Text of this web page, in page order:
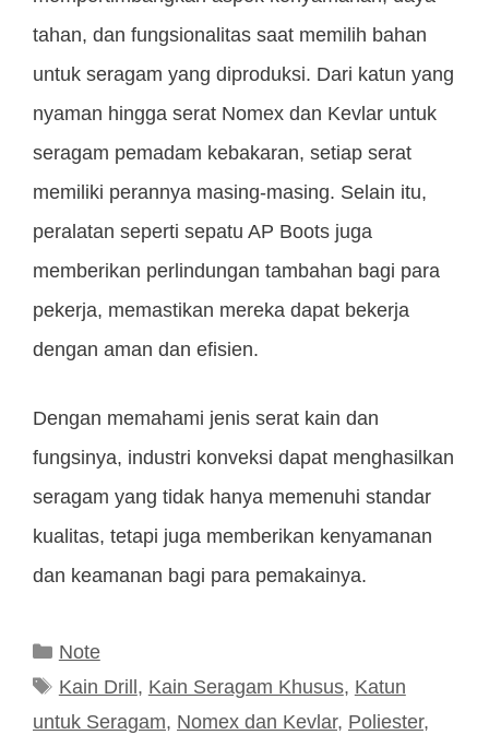
tahan, dan fungsionalitas saat memilih bahan
untuk seragam yang diproduksi. Dari katun yang
nyaman hingga serat Nomex dan Kevlar untuk
seragam pemadam kebakaran, setiap serat
memiliki perannya masing-masing. Selain itu,
peralatan seperti sepatu AP Boots juga
memberikan perlindungan tambahan bagi para
pekerja, memastikan mereka dapat bekerja
dengan aman dan efisien.
Dengan memahami jenis serat kain dan
fungsinya, industri konveksi dapat menghasilkan
seragam yang tidak hanya memenuhi standar
kualitas, tetapi juga memberikan kenyamanan
dan keamanan bagi para pemakainya.
Kategori
Note
Tag
Kain Drill , Kain Seragam Khusus, Katun
untuk Seragam, Nomex dan Kevlar, Poliester,